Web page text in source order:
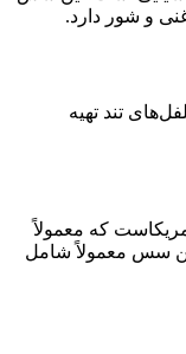
و شور دارد.
تند تهیه
که معمولاً
سس معمولاً شامل